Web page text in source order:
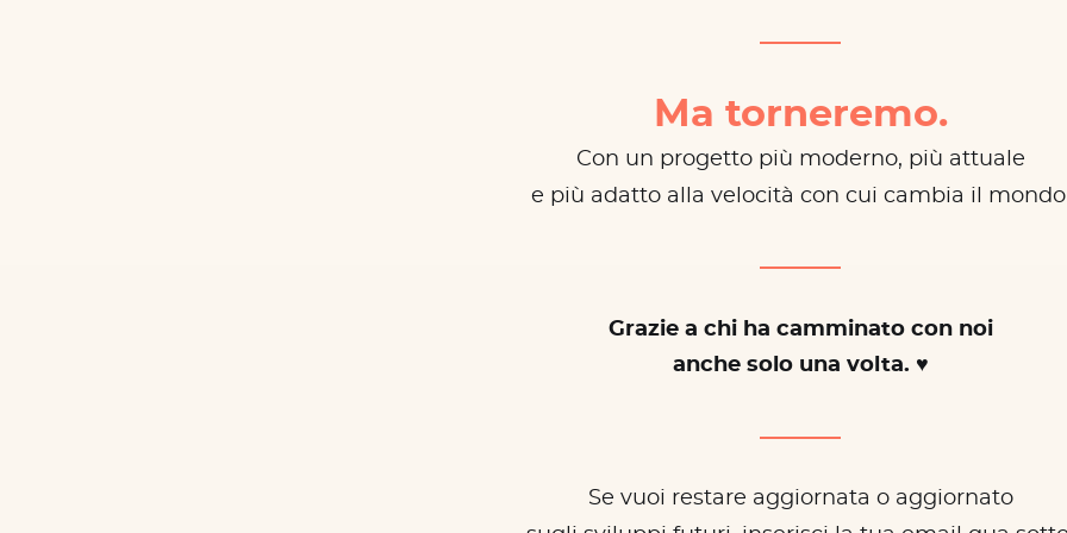
Ma torneremo.
Con un progetto più moderno, più attuale
e più adatto alla velocità con cui cambia il
Grazie a chi ha camminato con noi
anche solo una volta. ♥
Se vuoi restare aggiornata o aggiornato